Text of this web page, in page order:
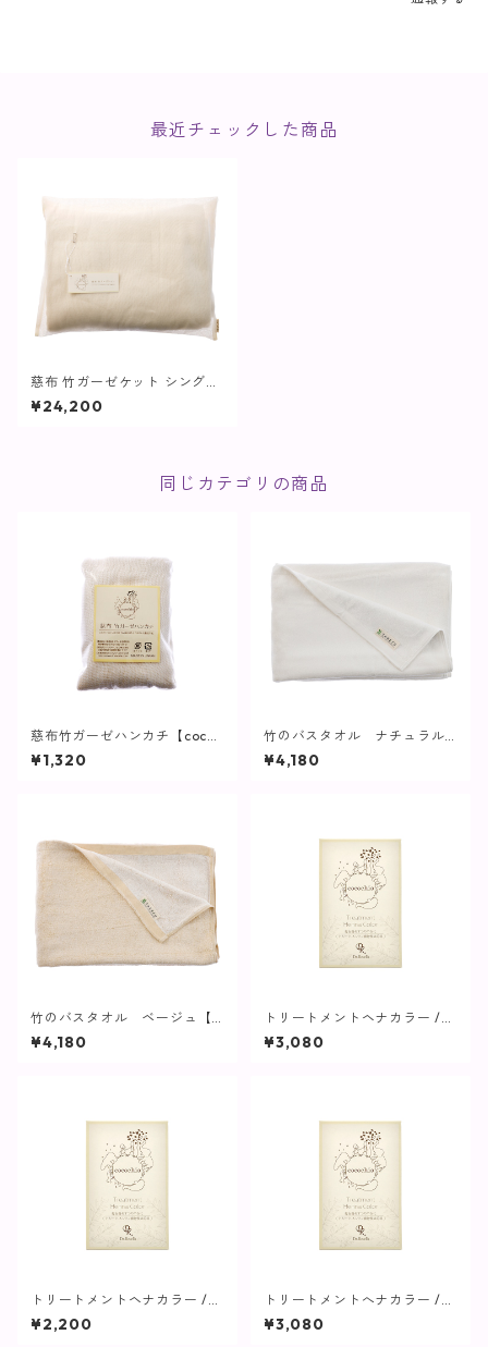
最近チェックした商品
慈布 竹ガーゼケット シングル
サイズ【cocochia】
¥24,200
同じカテゴリの商品
慈布竹ガーゼハンカチ【cococ
hia】
¥1,320
竹のバスタオル ナチュラル
【cocochia】
¥4,180
竹のバスタオル ベージュ【c
ocochia】
¥4,180
トリートメントヘナカラー /
ナチュラルブラウン【cocochi
a】
¥3,080
トリートメントヘナカラー /
オレンジブラウン【cocochi
a】
¥2,200
トリートメントへナカラー /
スーパーブラウン【cocochi
a】
¥3,080